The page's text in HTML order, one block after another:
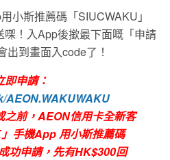
小斯推薦碼「SIUCWAKU」
！入App後撳最下面嘅「申請
出到畫面入code了！
即申請：
之前，AEON信用卡全新客
」手機App用小斯推薦碼
功申請，先有HK$300回